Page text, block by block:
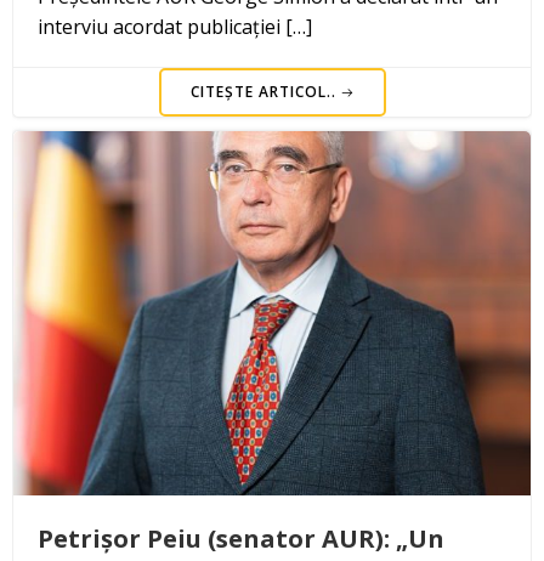
interviu acordat publicației […]
CITEȘTE ARTICOL..
Petrișor Peiu (senator AUR): „Un